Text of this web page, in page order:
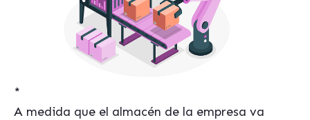
*
A medida que el almacén de la empresa va